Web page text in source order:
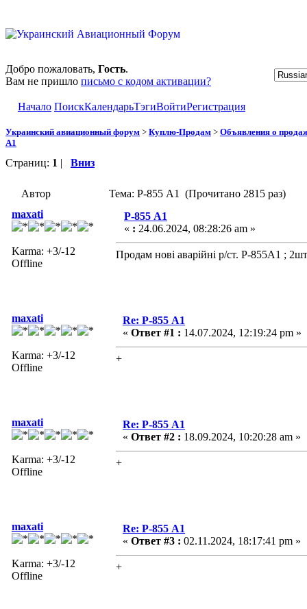
Добро пожаловать, Гость.
Вам не пришло письмо с кодом активации?
Начало ПоискКалендарьТэгиВойтиРегистрация
Украинский авиационный форум > Куплю-Продам > Объявления о
А1
Страниц: 1 | Вниз
Автор
Тема: Р-855 А1 (Прочитано 2815 раз)
maxati
Karma: +3/-12
Offline
Р-855 А1
« : 24.06.2024, 08:28:26 am »
Продам нові аварійні р/ст. Р-855А1 ;
maxati
Karma: +3/-12
Offline
Re: Р-855 А1
« Ответ #1 : 14.07.2024, 12:19:24 pm »
+
maxati
Karma: +3/-12
Offline
Re: Р-855 А1
« Ответ #2 : 18.09.2024, 10:20:28 am »
+
maxati
Karma: +3/-12
Offline
Re: Р-855 А1
« Ответ #3 : 02.11.2024, 18:17:41 pm »
+